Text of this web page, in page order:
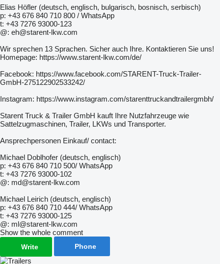
Elias Höfler (deutsch, englisch, bulgarisch, bosnisch, serbisch)
p: +43 676 840 710 800 / WhatsApp
t: +43 7276 93000-123
@: eh@starent-lkw.com
Wir sprechen 13 Sprachen. Sicher auch Ihre. Kontaktieren Sie uns!
Homepage: https://www.starent-lkw.com/de/
Facebook: https://www.facebook.com/STARENT-Truck-Trailer-
GmbH-275122902533242/
Instagram: https://www.instagram.com/starenttruckandtrailergmbh/
Starent Truck & Trailer GmbH kauft Ihre Nutzfahrzeuge wie
Sattelzugmaschinen, Trailer, LKWs und Transporter.
Ansprechpersonen Einkauf/ contact:
Michael Doblhofer (deutsch, englisch)
p: +43 676 840 710 500/ WhatsApp
t: +43 7276 93000-102
@: md@starent-lkw.com
Michael Leirich (deutsch, englisch)
p: +43 676 840 710 444/ WhatsApp
t: +43 7276 93000-125
@: ml@starent-lkw.com
Show the whole comment
Write Phone